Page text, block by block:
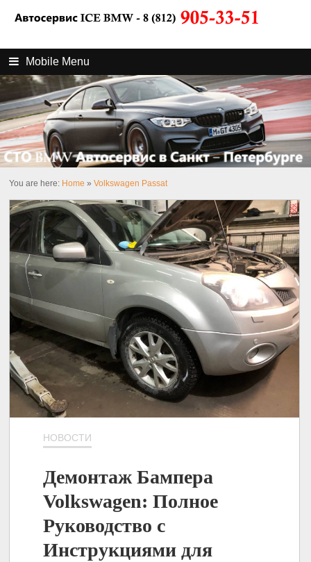
Mobile Menu
You are here: Home »Volkswagen Passat
НОВОСТИ
Демонтаж Бампера
Volkswagen: Полное
Руководство с
Инструкциями для